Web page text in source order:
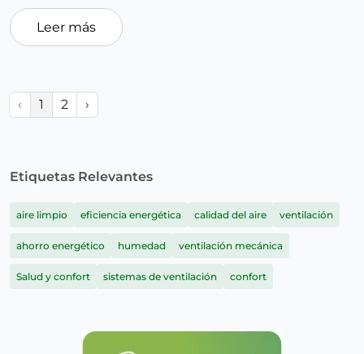
Leer más
‹ 1 2 ›
Etiquetas Relevantes
aire limpio eficiencia energética calidad del aire ventilación
ahorro energético humedad ventilación mecánica
Salud y confort sistemas de ventilación confort